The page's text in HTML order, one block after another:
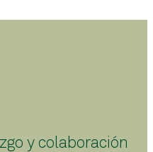
y colaboración